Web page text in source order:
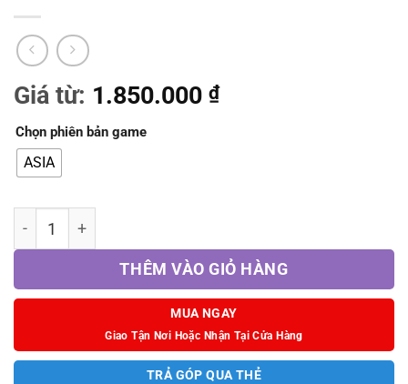
Giá từ: 1.850.000 ₫
Chọn phiên bản game
ASIA
THÊM VÀO GIỎ HÀNG
MUA NGAY
Giao Tận Nơi Hoặc Nhận Tại Cửa Hàng
TRẢ GÓP QUA THẺ